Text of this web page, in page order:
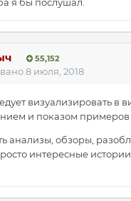
55,152
8 июля, 2018
визуализировать в
и показом примеров
анализы, обзоры,
интересные